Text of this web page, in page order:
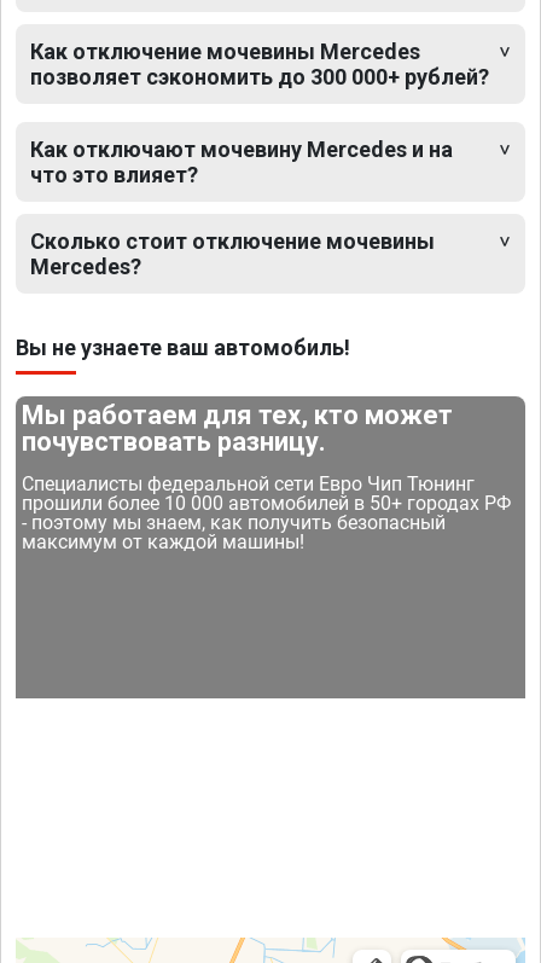
Как отключение мочевины Mercedes
позволяет сэкономить до 300 000+ рублей?
Как отключают мочевину Mercedes и на
что это влияет?
Сколько стоит отключение мочевины
Mercedes?
Вы не узнаете ваш автомобиль!
Мы работаем для тех, кто может
почувствовать разницу.
Специалисты федеральной сети Евро Чип Тюнинг
прошили более 10 000 автомобилей в 50+ городах РФ
- поэтому мы знаем, как получить безопасный
максимум от каждой машины!